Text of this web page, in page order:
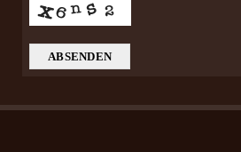
ABSENDEN